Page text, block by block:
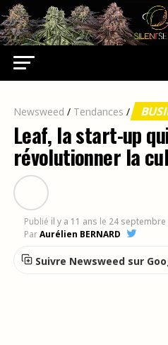
Newsweed / Tendances /
Leaf, la start-up
révolutionner la
Publié il y a 11 ans le 24 septembre
ParAurélien BERNARD
Suivre Newsweed sur